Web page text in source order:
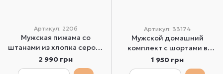
Артикул: 2206
Мужская пижама со
штанами из хлопка серого
цвета Enrico Coveri 2206
2XL
2 990 грн
Артикул: 33174
Мужской домашний
комплект с шортами в
клетку и синей футболкой
Nottingham 33174 L
1 950 грн